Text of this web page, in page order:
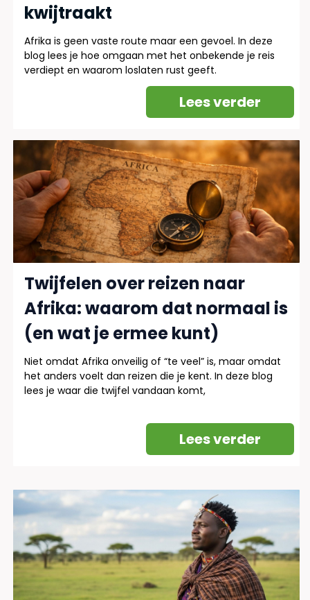
kwijtraakt
Afrika is geen vaste route maar een gevoel. In deze
blog lees je hoe omgaan met het onbekende je reis
verdiept en waarom loslaten rust geeft.
Lees verder
Twijfelen over reizen naar
Afrika: waarom dat normaal is
(en wat je ermee kunt)
Niet omdat Afrika onveilig of “te veel” is, maar omdat
het anders voelt dan reizen die je kent. In deze blog
lees je waar die twijfel vandaan komt,
Lees verder